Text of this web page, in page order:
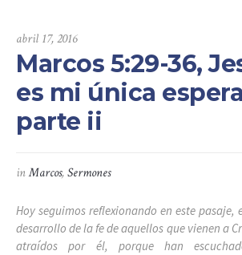
abril 17, 2016
Marcos 5:29-36,
es mi única
parte ii
inMarcos,Sermones
Hoy seguimos reflexionando en este pasaje,
desarrollo de la fe de aquellos que vienen a
atraídos por él, porque han